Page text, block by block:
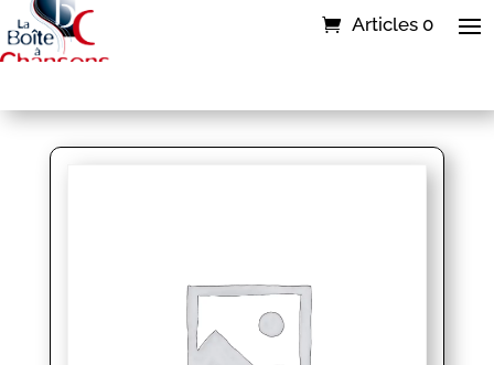
Articles 0